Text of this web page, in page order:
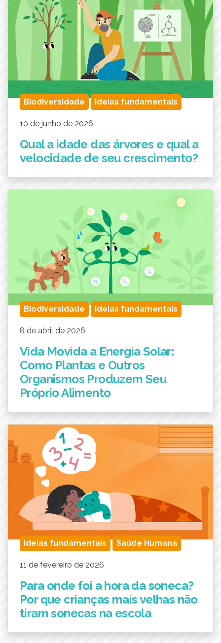
Biodiversidade Ideias fundamentais
10 de junho de 2026
Qual a idade das árvores e qual a
velocidade de seu crescimento?
Biodiversidade Ideias fundamentais
8 de abril de 2026
Vida Movida a Energia Solar:
Como Plantas e Outros
Organismos Produzem Seu
Próprio Alimento
Ideias fundamentais Saúde Humana
11 de fevereiro de 2026
Para onde foi a hora da soneca?
Por que crianças mais velhas não
tiram sonecas na escola